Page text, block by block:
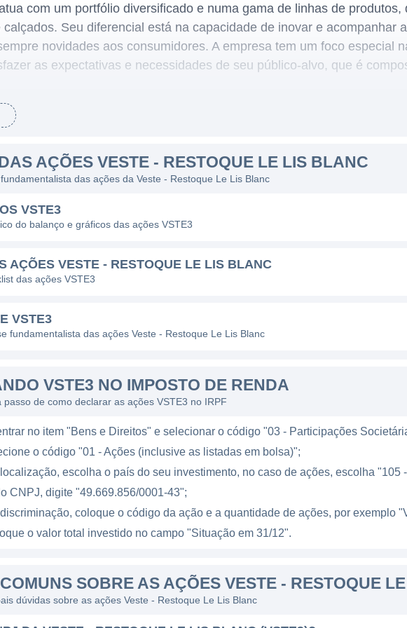
com um portfólio diversificado e numa gama de linhas de produtos,
calçados. Seu diferencial está na capacidade de inovar e acompanhar
novidades aos consumidores. A empresa tem um foco especial
as expectativas e necessidades de seu público-alvo, que é
DA RESTOQUE
composta por diversas marcas, sendo as mais conhecidas: Le Lis
entre outras. Essas marcas operam em diferentes segmentos,
o comércio eletrônico, o que tem se tornado uma estratégia cada vez
e-commerce no Brasil.
à presença geográfica, a Restoque atua principalmente no Brasil
de lojas próprias e franquias. A empresa está constantemente
e campanhas de marketing.
negócio da Restoque é fundamentado na criação de produtos de
e qualidade. A empresa adota uma abordagem focada na
é cuidadosamente planejada para atender desejos e necessidades
materiais de alta qualidade e um design que atenda às tendências
de produtos, a Restoque investe pesadamente em
busca sempre uma conexão próxima com seus consumidores,
diversos canais, incluindo redes sociais e eventos. Isso não apenas
também fortalece a lealdade do cliente.
começa em 2002, com a fundação da primeira loja da marca
AÇÕES VESTE - RESTOQUE LE LIS BLANC
das ações da Veste - Restoque Le Lis Blanc
VSTE3
do balanço e gráficos das ações VSTE3
AÇÕES VESTE - RESTOQUE LE LIS BLANC
das ações VSTE3
VSTE3
fundamentalista das ações Veste - Restoque Le Lis Blanc
VSTE3 NO IMPOSTO DE RENDA
passo de como declarar as ações VSTE3 no IRPF
no item "Bens e Direitos" e selecionar o código "03 - Participações
o código "01 - Ações (inclusive as listadas em bolsa)";
escolha o país do seu investimento, no caso de ações, escolha "105
CNPJ, digite "49.669.856/0001-43";
coloque o código da ação e a quantidade de ações, por exemplo
o valor total investido no campo "Situação em 31/12".
SOBRE AS AÇÕES VESTE - RESTOQUE
dúvidas sobre as ações Veste - Restoque Le Lis Blanc